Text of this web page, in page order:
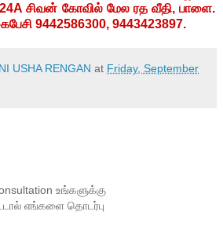
சிவன் கோவில் மேல ரத வீதி, பாளை.
9442586300, 9443423897.
USHA RENGAN at Friday, September
உங்களுக்கு
எங்களை தொடர்பு